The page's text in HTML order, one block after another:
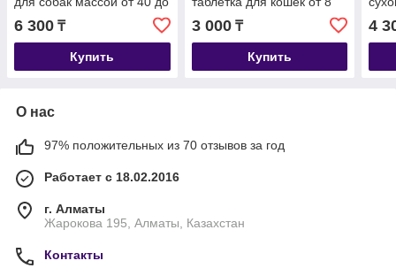
60 кг, уп.1 пипетка
6 300 ₸
Купить
до 16 кг против
внутренних и внешних
паразитов, уп.1 таблетка
3 000₸
Купить
4
О нас
97% положительных из 70 отзывов за год
Работает с 18.02.2016
г. Алматы
Жарокова 195, Алматы, Казахстан
Контакты